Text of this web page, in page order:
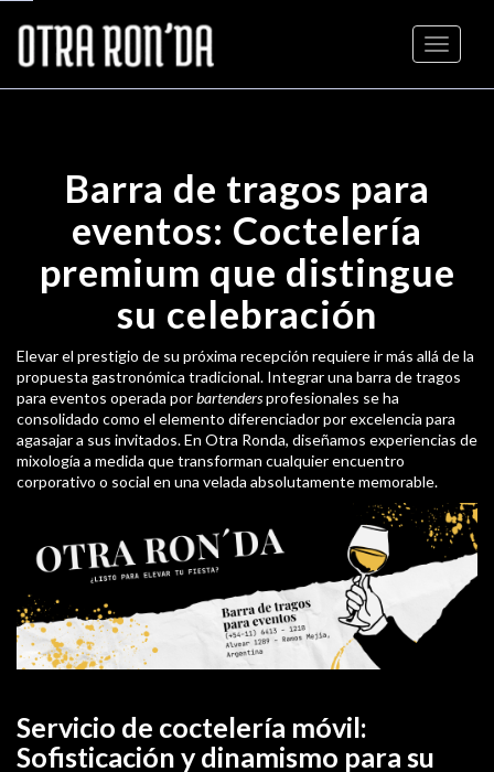
Toggle
Barra de tragos para
eventos: Coctelería
premium que distingue
su celebración
Elevar el prestigio de su próxima recepción requiere ir más allá de la
propuesta gastronómica tradicional. Integrar una barra de tragos
para eventos operada porbartendersprofesionales se ha
consolidado como el elemento diferenciador por excelencia para
agasajar a sus invitados. En Otra Ronda, diseñamos experiencias de
mixología a medida que transforman cualquier encuentro
corporativo o social en una velada absolutamente memorable.
Servicio de coctelería móvil:
Sofisticación y dinamismo para su